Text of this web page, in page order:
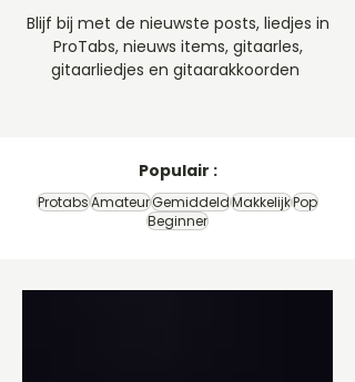
Blijf bij met de nieuwste posts, liedjes in
ProTabs, nieuws items, gitaarles,
gitaarliedjes en gitaarakkoorden
Populair :
ProtabsAmateurGemiddeldMakkelijkPop
Beginner